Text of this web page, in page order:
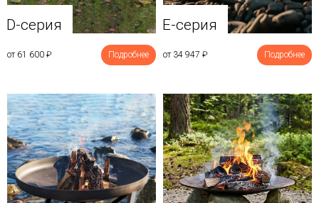
D-серия
от 61 600 ₽ Подробнее
E-серия
от 34 947 ₽ Подробнее